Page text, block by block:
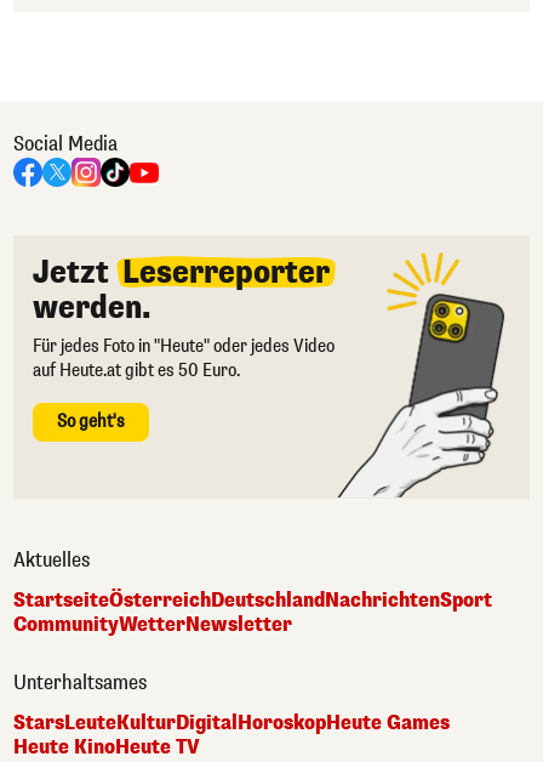
Social Media
Jetzt Leserreporter
werden.
Für jedes Foto in "Heute" oder jedes Video
auf Heute.at gibt es 50 Euro.
So geht's
Aktuelles
StartseiteÖsterreichDeutschlandNachrichtenSport
CommunityWetterNewsletter
Unterhaltsames
StarsLeuteKulturDigital HoroskopHeute Games
Heute KinoHeute TV